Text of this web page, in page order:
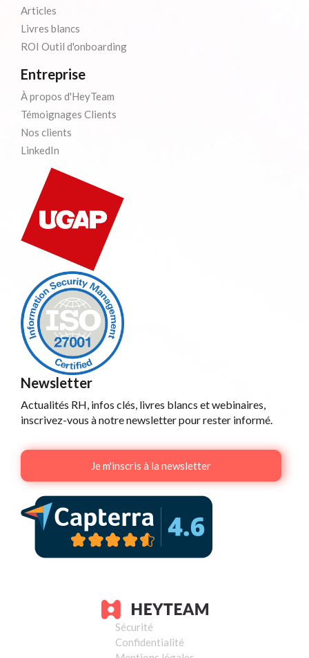
Articles
Livres blancs
ROI Outil d'onboarding
Entreprise
À propos d'HeyTeam
Témoignages Clients
Nos clients
LinkedIn
Newsletter
Actualités RH, infos clés, livres blancs et webinaires,
inscrivez-vous à notre newsletter pour rester informé.
Je m'inscris à la newsletter
Sécurité
Confidentialité